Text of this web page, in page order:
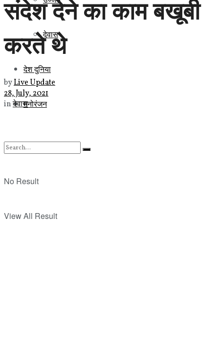
देवास
देश दुनिया
मनोरंजन
No Result
View All Result
संदेश देने का काम बखूबी
करते थे
byLive Update
28, July, 2021
inदेवास